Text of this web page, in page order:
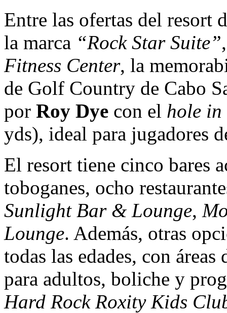
Entre las ofertas del resort
la marca “Rock Star Suite”
Fitness Center, la
de Golf Country de Cabo
por Roy Dye con el hole in
yds), ideal para jugadores
El resort tiene cinco bares
toboganes, ocho
Sunlight Bar & Lounge,
Lounge. Además, otras
todas las edades, con
para adultos, boliche y
Hard Rock Roxity Kids